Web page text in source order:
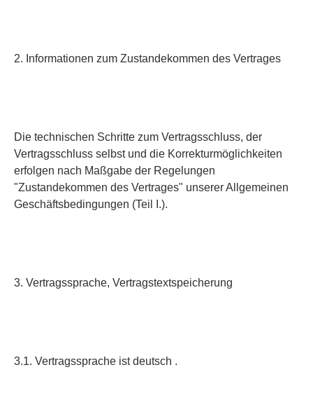
2. Informationen zum Zustandekommen des Vertrages
Die technischen Schritte zum Vertragsschluss, der
Vertragsschluss selbst und die Korrekturmöglichkeiten
erfolgen nach Maßgabe der Regelungen
"Zustandekommen des Vertrages" unserer Allgemeinen
Geschäftsbedingungen (Teil I.).
3. Vertragssprache, Vertragstextspeicherung
3.1. Vertragssprache ist deutsch .